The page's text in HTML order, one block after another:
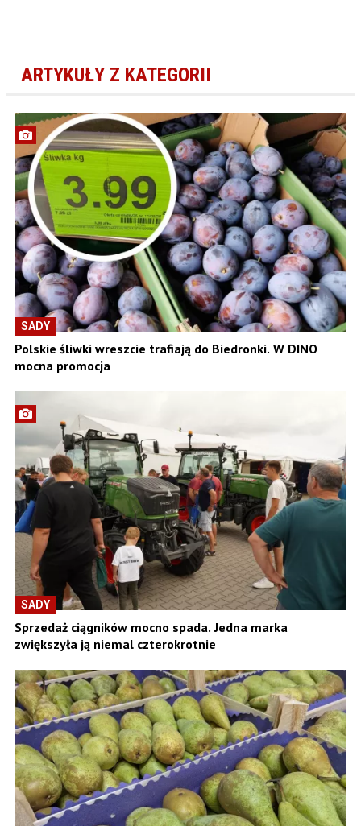
ARTYKUŁY Z KATEGORII
SADY
Polskie śliwki wreszcie trafiają do Biedronki. W DINO
mocna promocja
SADY
Sprzedaż ciągników mocno spada. Jedna marka
zwiększyła ją niemal czterokrotnie